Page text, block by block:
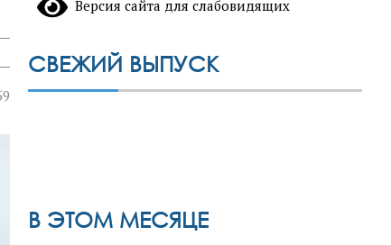
Версия сайта для слабовидящих
СВЕЖИЙ ВЫПУСК
В ЭТОМ МЕСЯЦЕ